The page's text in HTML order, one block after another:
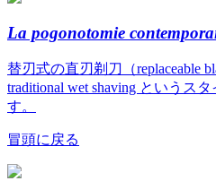
La pogonotomie
替刃式の直刃剃刀（replaceable
traditional wet shaving というス
す。
冒頭に戻る